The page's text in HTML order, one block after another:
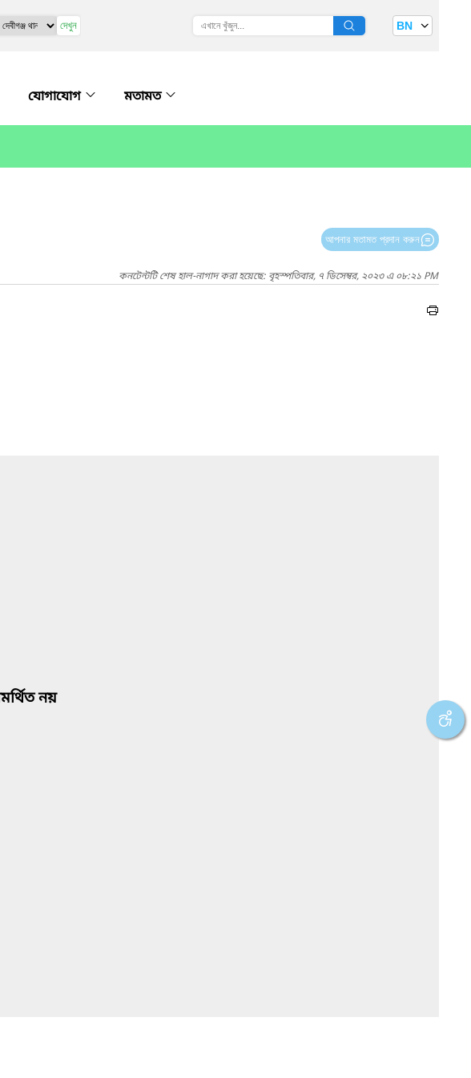
দেখুন BN
যোগাযোগ মতামত
আপনার মতামত প্রদান করুন
কনটেন্টটি শেষ হাল-নাগাদ করা হয়েছে: বৃহস্পতিবার, ৭ ডিসেম্বর, ২০২৩ এ ০৮:২১ PM
নয়